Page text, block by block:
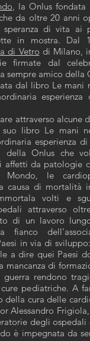
, la Onlus fondata
da oltre 20 anni
di vita ai
in mostra. Dal
di Vetro di Milano,
firmate dal
sempre amico della
dal libro Le mani
attraverso alcune
suo libro Le mani
esperienza
Onlus che
da patologie
le
causa di mortalità
volti e
attraverso
di un lavoro
in via di
a dire quei Paesi
mancanza di
rendono
pediatriche. A
della cura delle
Alessandro
degli ospedali
è impegnata da